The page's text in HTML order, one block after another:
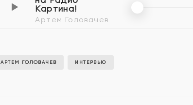
Картина!
Артем Головачев
АРТЕМ ГОЛОВАЧЕВ ИНТЕРВЬЮ